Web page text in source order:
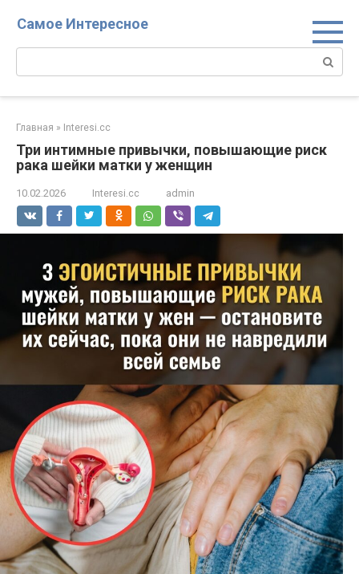
Самое Интересное
Поиск:
Главная » Interesi.cc
Три интимные привычки, повышающие риск
рака шейки матки у женщин
10.02.2026 Interesi.cc admin